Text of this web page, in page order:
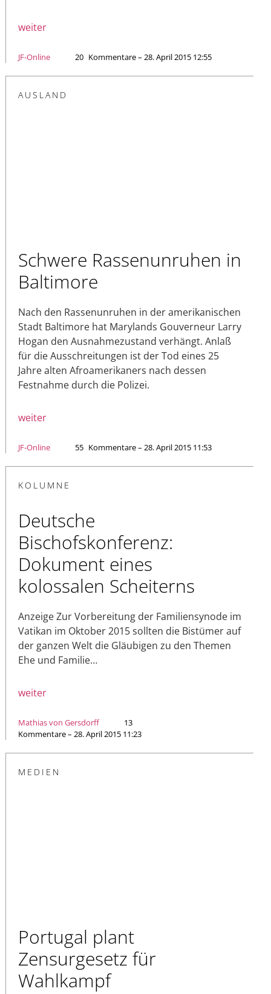
weiter
JF-Online 20 Kommentare – 28. April 2015 12:55
AUSLAND
Schwere Rassenunruhen in
Baltimore
Nach den Rassenunruhen in der amerikanischen
Stadt Baltimore hat Marylands Gouverneur Larry
Hogan den Ausnahmezustand verhängt. Anlaß
für die Ausschreitungen ist der Tod eines 25
Jahre alten Afroamerikaners nach dessen
Festnahme durch die Polizei.
weiter
JF-Online 55 Kommentare – 28. April 2015 11:53
KOLUMNE
Deutsche
Bischofskonferenz:
Dokument eines
kolossalen Scheiterns
Anzeige Zur Vorbereitung der Familiensynode im
Vatikan im Oktober 2015 sollten die Bistümer auf
der ganzen Welt die Gläubigen zu den Themen
Ehe und Familie…
weiter
Mathias von Gersdorff
13
Kommentare – 28. April 2015 11:23
MEDIEN
Portugal plant
Zensurgesetz für
Wahlkampf